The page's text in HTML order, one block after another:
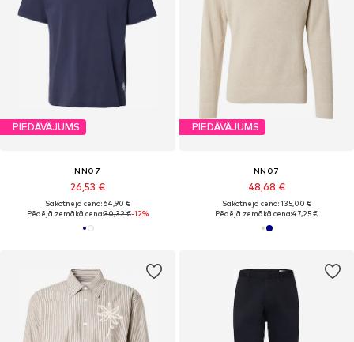
PIEDĀVĀJUMS
NN07
26,53 €
Sākotnējā cena: 64,90 €
Pēdējā zemākā cena:30,32 €-12%
PIEDĀVĀJUMS
NN07
48,68 €
Sākotnējā cena: 135,00 €
Pēdējā zemākā cena:47,25 €